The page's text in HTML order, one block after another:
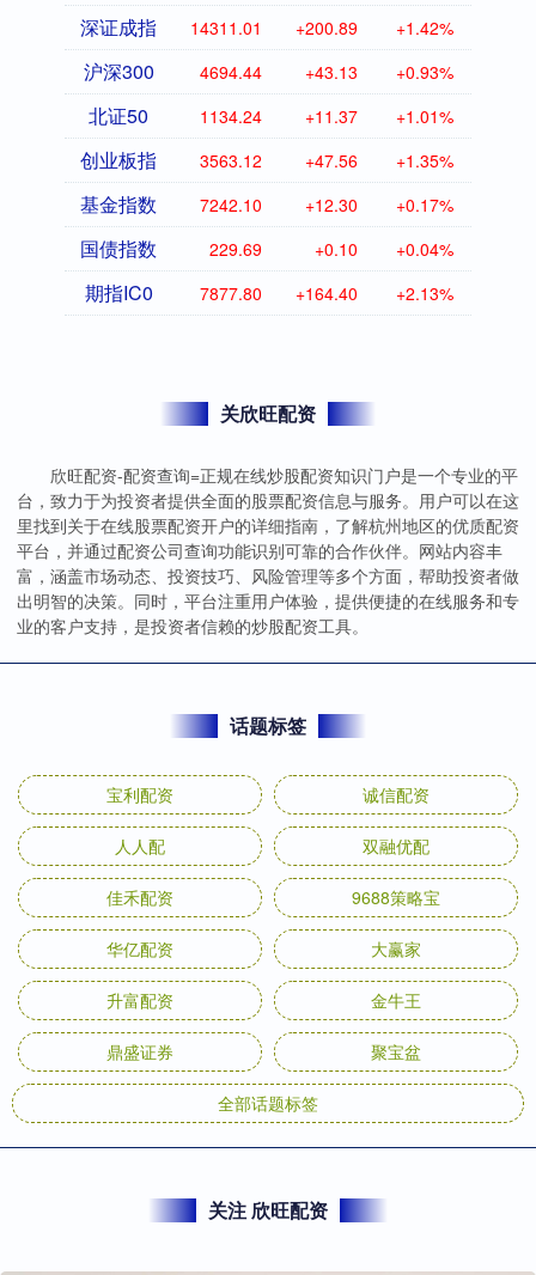
深证成指 14311.01 +200.89 +1.42%
沪深300 4694.44 +43.13 +0.93%
北证50 1134.24 +11.37 +1.01%
创业板指 3563.12 +47.56 +1.35%
基金指数 7242.10 +12.30 +0.17%
国债指数 229.69 +0.10 +0.04%
期指IC0 7877.80 +164.40 +2.13%
关欣旺配资
欣旺配资-配资查询=正规在线炒股配资知识门户是一个专业的平
台，致力于为投资者提供全面的股票配资信息与服务。用户可以在这
里找到关于在线股票配资开户的详细指南，了解杭州地区的优质配资
平台，并通过配资公司查询功能识别可靠的合作伙伴。网站内容丰
富，涵盖市场动态、投资技巧、风险管理等多个方面，帮助投资者做
出明智的决策。同时，平台注重用户体验，提供便捷的在线服务和专
业的客户支持，是投资者信赖的炒股配资工具。
话题标签
宝利配资 诚信配资
人人配 双融优配
佳禾配资 9688策略宝
华亿配资 大赢家
升富配资 金牛王
鼎盛证券 聚宝盆
全部话题标签
关注 欣旺配资